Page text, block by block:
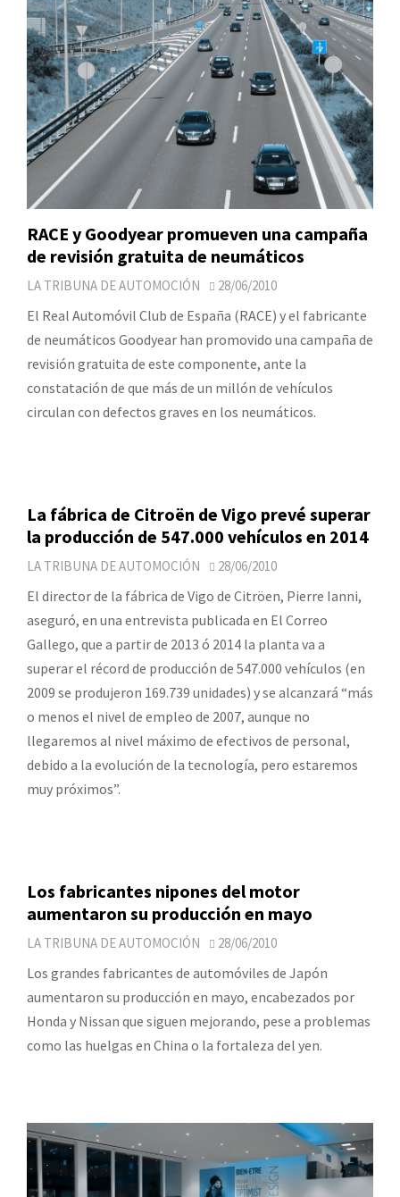
RACE y Goodyear promueven una campaña
de revisión gratuita de neumáticos
LA TRIBUNA DE AUTOMOCIÓN 28/06/2010
El Real Automóvil Club de España (RACE) y el fabricante
de neumáticos Goodyear han promovido una campaña de
revisión gratuita de este componente, ante la
constatación de que más de un millón de vehículos
circulan con defectos graves en los neumáticos.
La fábrica de Citroën de Vigo prevé superar
la producción de 547.000 vehículos en 2014
LA TRIBUNA DE AUTOMOCIÓN 28/06/2010
El director de la fábrica de Vigo de Citröen, Pierre Ianni,
aseguró, en una entrevista publicada en El Correo
Gallego, que a partir de 2013 ó 2014 la planta va a
superar el récord de producción de 547.000 vehículos (en
2009 se produjeron 169.739 unidades) y se alcanzará “más
o menos el nivel de empleo de 2007, aunque no
llegaremos al nivel máximo de efectivos de personal,
debido a la evolución de la tecnología, pero estaremos
muy próximos”.
Los fabricantes nipones del motor
aumentaron su producción en mayo
LA TRIBUNA DE AUTOMOCIÓN 28/06/2010
Los grandes fabricantes de automóviles de Japón
aumentaron su producción en mayo, encabezados por
Honda y Nissan que siguen mejorando, pese a problemas
como las huelgas en China o la fortaleza del yen.